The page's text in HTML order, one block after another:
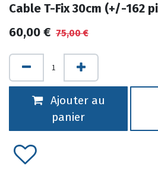
Cable T-Fix 30cm (+/-162
60,00 € 75,00€
Ajouter au
panier